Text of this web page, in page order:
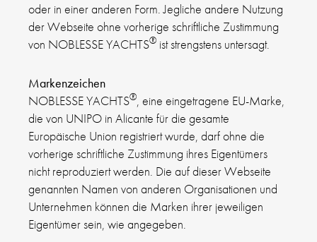
oder in einer anderen Form. Jegliche andere Nutzung
der Webseite ohne vorherige schriftliche Zustimmung
von NOBLESSE YACHTS® ist strengstens untersagt.
Markenzeichen
NOBLESSE YACHTS®, eine eingetragene EU-Marke,
die von UNIPO in Alicante für die gesamte
Europäische Union registriert wurde, darf ohne die
vorherige schriftliche Zustimmung ihres Eigentümers
nicht reproduziert werden. Die auf dieser Webseite
genannten Namen von anderen Organisationen und
Unternehmen können die Marken ihrer jeweiligen
Eigentümer sein, wie angegeben.